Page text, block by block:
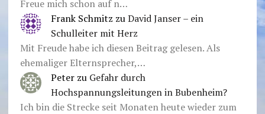
Freue mich schon auf n…
Frank Schmitz zu David Janser – ein
Schulleiter mit Herz
Mit Freude habe ich diesen Beitrag gelesen. Als
ehemaliger Elternsprecher,…
Peter zu Gefahr durch
Hochspannungsleitungen in Bubenheim?
Ich bin die Strecke seit Monaten heute wieder zum